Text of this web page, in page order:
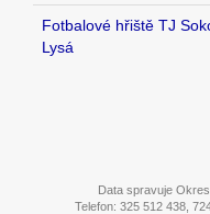
Fotbalové hřiště TJ
Lysá
Data spravuje
Telefon: 325 512 438,